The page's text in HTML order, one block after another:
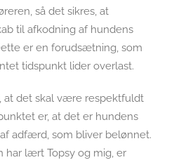
så det sikres, at
til afkodning af hundens
er en forudsætning, som
tidspunkt lider overlast.
at det skal være respektfuldt
er, at det er hundens
adfærd, som bliver belønnet.
lært Topsy og mig, er